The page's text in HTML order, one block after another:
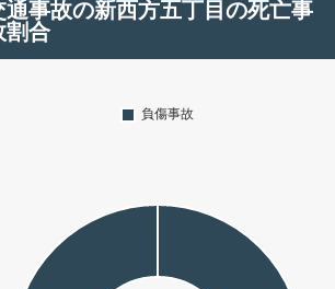
通事故の新西方五丁目の死亡事
割合